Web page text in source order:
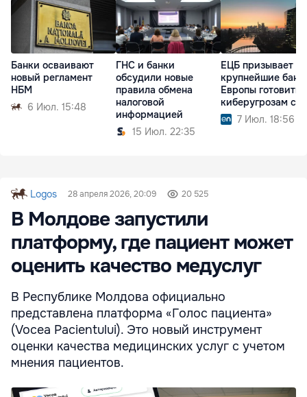
Банки осваивают
новый регламент
НБМ
6 Июл. 15:48
ГНС и банки
обсудили новые
правила обмена
налоговой
информацией
15 Июл. 22:35
ЕЦБ призывает
крупнейшие
Европы
киберугрозам с
7 Июл. 18:56
Logos 28 апреля 2026, 20:09 20 525
В Молдове запустили
платформу, где пациент может
оценить качество медуслуг
В Республике Молдова официально
представлена платформа «Голос пациента»
(Vocea Pacientului). Это новый инструмент
оценки качества медицинских услуг с учетом
мнения пациентов.